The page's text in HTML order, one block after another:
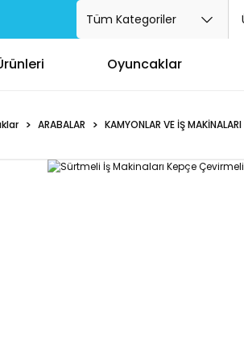
Oyuncaklar
ARABALAR KAMYONLAR VE İŞ MAKİNALARI